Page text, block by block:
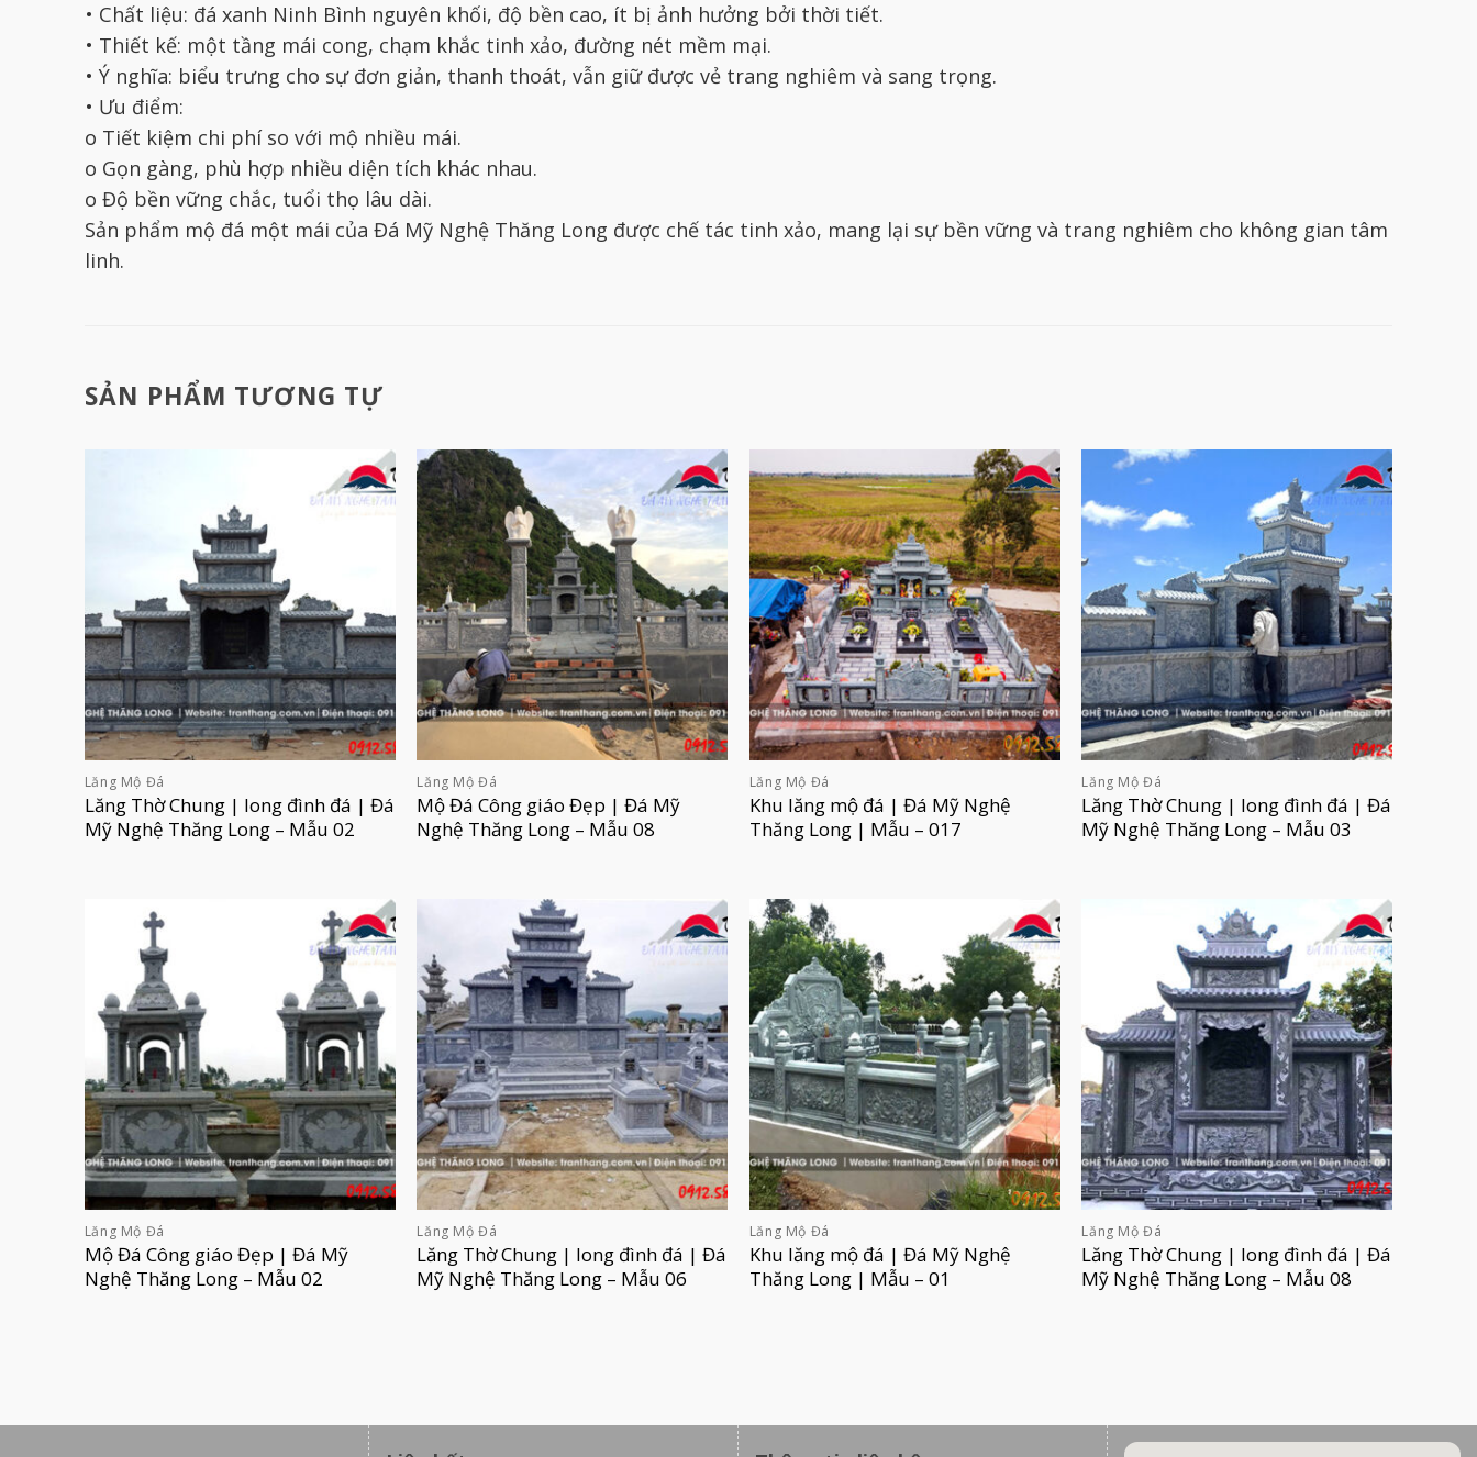
• Chất liệu: đá xanh Ninh Bình nguyên khối, độ bền cao, ít bị ảnh hưởng bởi thời tiết.
• Thiết kế: một tầng mái cong, chạm khắc tinh xảo, đường nét mềm mại.
• Ý nghĩa: biểu trưng cho sự đơn giản, thanh thoát, vẫn giữ được vẻ trang nghiêm và sang trọng.
• Ưu điểm:
o Tiết kiệm chi phí so với mộ nhiều mái.
o Gọn gàng, phù hợp nhiều diện tích khác nhau.
o Độ bền vững chắc, tuổi thọ lâu dài.
Sản phẩm mộ đá một mái của Đá Mỹ Nghệ Thăng Long được chế tác tinh xảo, mang lại sự bền vững và trang nghiêm cho không gian tâm
linh.
SẢN PHẨM TƯƠNG TỰ
Lăng Mộ Đá
Lăng Thờ Chung | long đình đá | Đá
Mỹ Nghệ Thăng Long – Mẫu 02
Lăng Mộ Đá
Mộ Đá Công giáo Đẹp | Đá Mỹ
Nghệ Thăng Long – Mẫu 08
Lăng Mộ Đá
Khu lăng mộ đá | Đá Mỹ Nghệ
Thăng Long | Mẫu – 017
Lăng Mộ Đá
Lăng Thờ Chung | long đình đá | Đá
Mỹ Nghệ Thăng Long – Mẫu 03
Lăng Mộ Đá
Mộ Đá Công giáo Đẹp | Đá Mỹ
Nghệ Thăng Long – Mẫu 02
Lăng Mộ Đá
Lăng Thờ Chung | long đình đá | Đá
Mỹ Nghệ Thăng Long – Mẫu 06
Lăng Mộ Đá
Khu lăng mộ đá | Đá Mỹ Nghệ
Thăng Long | Mẫu – 01
Lăng Mộ Đá
Lăng Thờ Chung | long đình đá | Đá
Mỹ Nghệ Thăng Long – Mẫu 08